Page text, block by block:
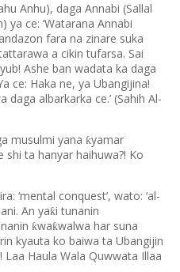
Anhu), daga Annabi (Sallal
ya ce: ‘Watarana Annabi
fara na zinare suka
a cikin tufarsa. Sai
Ashe ban wadata ka daga
ce: Haka ne, ya Ubangijina!
albarkarka ce.’ (Sahih Al-
musulmi yana ƙyamar
shi ta hanyar haihuwa?! Ko
‘mental conquest’, wato: ‘al-
An yaƙi tunanin
ƙwaƙwalwa har suna
kyauta ko baiwa ta Ubangijin
Laa Haula Wala Quwwata Illaa